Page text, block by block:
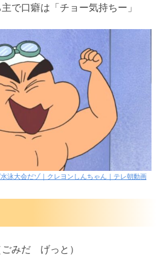
で口癖は「チョー気持ちー」
大会だゾ｜クレヨンしんちゃん｜テレ朝動画
みだ げっと）